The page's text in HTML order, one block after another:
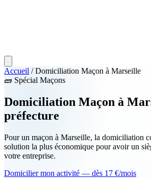
Accueil / Domiciliation Maçon à Marseille
🧱 Spécial Maçons
Domiciliation Maçon à
préfecture
Pour un maçon à Marseille, la domiciliation
solution la plus économique pour avoir un
votre entreprise.
Domicilier mon activité — dès 17 €/mois